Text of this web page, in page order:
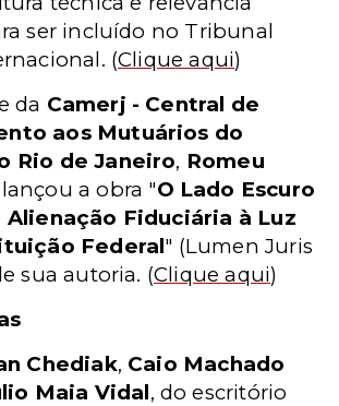
ser incluído no Tribunal
(Clique aqui)
da Camerj - Central de
aos Mutuários do
Rio de Janeiro, Romeu
lançou a obra "O Lado Escuro
Alienação Fiduciária à Luz
Federal" (Lumen Juris
sua autoria. (Clique aqui)
Chediak, Caio Machado
Maia Vidal, do escritório